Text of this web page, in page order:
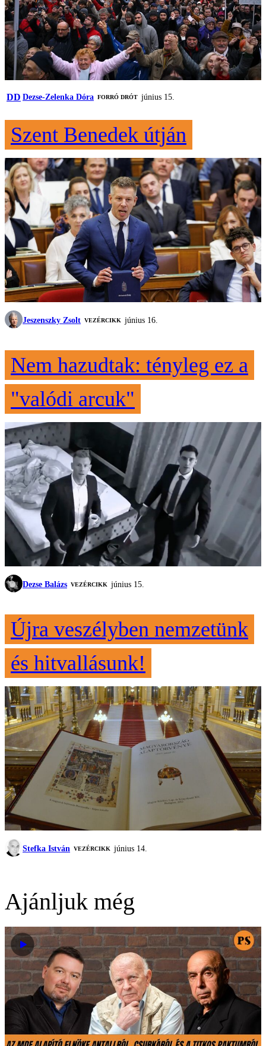
DD Dezse-Zelenka Dóra FORRÓ DRÓT június 15.
Szent Benedek útján
Jeszenszky Zsolt VEZÉRCIKK június 16.
Nem hazudtak: tényleg ez a
"valódi arcuk"
Dezse Balázs VEZÉRCIKK június 15.
Újra veszélyben nemzetünk
és hitvallásunk!
Stefka István VEZÉRCIKK június 14.
Ajánljuk még